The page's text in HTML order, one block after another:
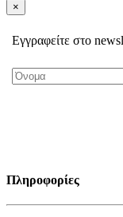
×
Εγγραφείτε στο
Πληροφορίες